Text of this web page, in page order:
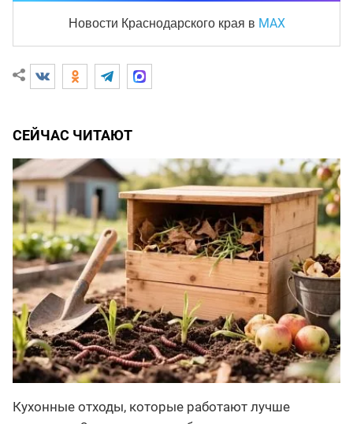
Новости Краснодарского края в MAX
СЕЙЧАС ЧИТАЮТ
Кухонные отходы, которые работают лучше